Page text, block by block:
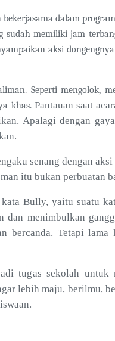
dalam
sudah memiliki jam
aksi
Seperti mengolok,
khas. Pantauan saat
Apalagi dengan
senang dengan
itu bukan perbuatan
yaitu suatu kata
dan menimbulkan
bercanda. Tetapi lama
tugas sekolah untuk
lebih maju, berilmu,